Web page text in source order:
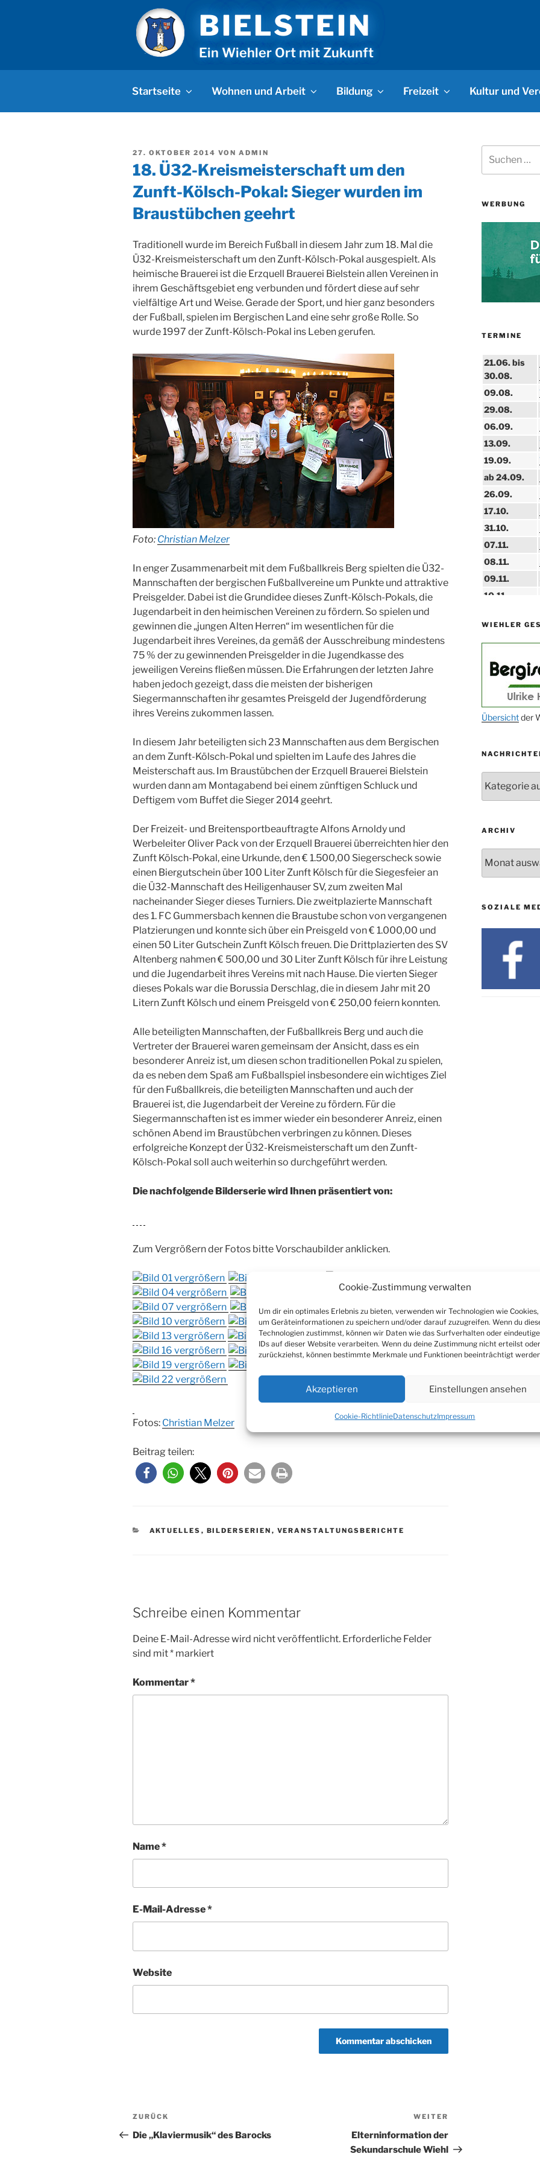
Cookie-Zustimmung verwalten
Um dir ein optimales Erlebnis zu bieten, verwenden wir Technologien wie Cookies,
um Geräteinformationen zu speichern und/oder darauf zuzugreifen. Wenn du
Technologien zustimmst, können wir Daten wie das Surfverhalten oder eindeutige
IDs auf dieser Website verarbeiten. Wenn du deine Zustimmung nicht erteilst oder
zurückziehst, können bestimmte Merkmale und Funktionen beeinträchtigt
Akzeptieren Einstellungen ansehen
Cookie-RichtlinieDatenschutzImpressum
BIELSTEIN
Ein Wiehler Ort mit Zukunft
Startseite Wohnen und Arbeit Bildung Freizeit Kultur und
VERÖFFENTLICHT
27. OKTOBER 2014 VON ADMIN
18. Ü32-Kreismeisterschaft um den
Zunft-Kölsch-Pokal: Sieger wurden im
Braustübchen geehrt
Traditionell wurde im Bereich Fußball in diesem Jahr zum 18. Mal die
Ü32-Kreismeisterschaft um den Zunft-Kölsch-Pokal ausgespielt. Als
heimische Brauerei ist die Erzquell Brauerei Bielstein allen Vereinen in
ihrem Geschäftsgebiet eng verbunden und fördert diese auf sehr
vielfältige Art und Weise. Gerade der Sport, und hier ganz besonders
der Fußball, spielen im Bergischen Land eine sehr große Rolle. So
wurde 1997 der Zunft-Kölsch-Pokal ins Leben gerufen.
Foto: Christian Melzer
In enger Zusammenarbeit mit dem Fußballkreis Berg spielten die Ü32-
Mannschaften der bergischen Fußballvereine um Punkte und attraktive
Preisgelder. Dabei ist die Grundidee dieses Zunft-Kölsch-Pokals, die
Jugendarbeit in den heimischen Vereinen zu fördern. So spielen und
gewinnen die „jungen Alten Herren“ im wesentlichen für die
Jugendarbeit ihres Vereines, da gemäß der Ausschreibung mindestens
75 % der zu gewinnenden Preisgelder in die Jugendkasse des
jeweiligen Vereins fließen müssen. Die Erfahrungen der letzten Jahre
haben jedoch gezeigt, dass die meisten der bisherigen
Siegermannschaften ihr gesamtes Preisgeld der Jugendförderung
ihres Vereins zukommen lassen.
In diesem Jahr beteiligten sich 23 Mannschaften aus dem Bergischen
an dem Zunft-Kölsch-Pokal und spielten im Laufe des Jahres die
Meisterschaft aus. Im Braustübchen der Erzquell Brauerei Bielstein
wurden dann am Montagabend bei einem zünftigen Schluck und
Deftigem vom Buffet die Sieger 2014 geehrt.
Der Freizeit- und Breitensportbeauftragte Alfons Arnoldy und
Werbeleiter Oliver Pack von der Erzquell Brauerei überreichten hier den
Zunft Kölsch-Pokal, eine Urkunde, den € 1.500,00 Siegerscheck sowie
einen Biergutschein über 100 Liter Zunft Kölsch für die Siegesfeier an
die Ü32-Mannschaft des Heiligenhauser SV, zum zweiten Mal
nacheinander Sieger dieses Turniers. Die zweitplazierte Mannschaft
des 1. FC Gummersbach kennen die Braustube schon von vergangenen
Platzierungen und konnte sich über ein Preisgeld von € 1.000,00 und
einen 50 Liter Gutschein Zunft Kölsch freuen. Die Drittplazierten des SV
Altenberg nahmen € 500,00 und 30 Liter Zunft Kölsch für ihre Leistung
und die Jugendarbeit ihres Vereins mit nach Hause. Die vierten Sieger
dieses Pokals war die Borussia Derschlag, die in diesem Jahr mit 20
Litern Zunft Kölsch und einem Preisgeld von € 250,00 feiern konnten.
Alle beteiligten Mannschaften, der Fußballkreis Berg und auch die
Vertreter der Brauerei waren gemeinsam der Ansicht, dass es ein
besonderer Anreiz ist, um diesen schon traditionellen Pokal zu spielen,
da es neben dem Spaß am Fußballspiel insbesondere ein wichtiges Ziel
für den Fußballkreis, die beteiligten Mannschaften und auch der
Brauerei ist, die Jugendarbeit der Vereine zu fördern. Für die
Siegermannschaften ist es immer wieder ein besonderer Anreiz, einen
schönen Abend im Braustübchen verbringen zu können. Dieses
erfolgreiche Konzept der Ü32-Kreismeisterschaft um den Zunft-
Kölsch-Pokal soll auch weiterhin so durchgeführt werden.
Die nachfolgende Bilderserie wird Ihnen präsentiert von:
Zum Vergrößern der Fotos bitte Vorschaubilder anklicken.
Fotos: Christian Melzer
Beitrag teilen:
KATEGORIEN
AKTUELLES , BILDERSERIEN , VERANSTALTUNGSBERICHTE
Schreibe einen Kommentar
Deine E-Mail-Adresse wird nicht veröffentlicht. Erforderliche Felder
sind mit* markiert
Kommentar*
Name*
E-Mail-Adresse*
Website
Beitragsnavigation
Vorheriger
Beitrag
ZURÜCK
Die „Klaviermusik“ des Barocks
Beitrag
WEITER
Elterninformation der
Sekundarschule Wiehl
nach:
WERBUNG
TERMINE
21.06. bis
30.08.
09.08.
29.08.
06.09.
13.09.
19.09.
ab 24.09.
26.09.
17.10.
31.10.
07.11.
08.11.
09.11.
10.11.
14.11.
15.11.
15.11.
27.11.
29.11.
06.12.
24.09. bis
10.12.
WIEHLER
Übersichtder
ARCHIV
SOZIALE